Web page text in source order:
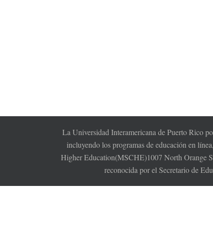
La Universidad Interamericana de Puerto Rico
incluyendo los programas de educación en
Higher Education(MSCHE)1007 North Orange
reconocida por el Secretario de